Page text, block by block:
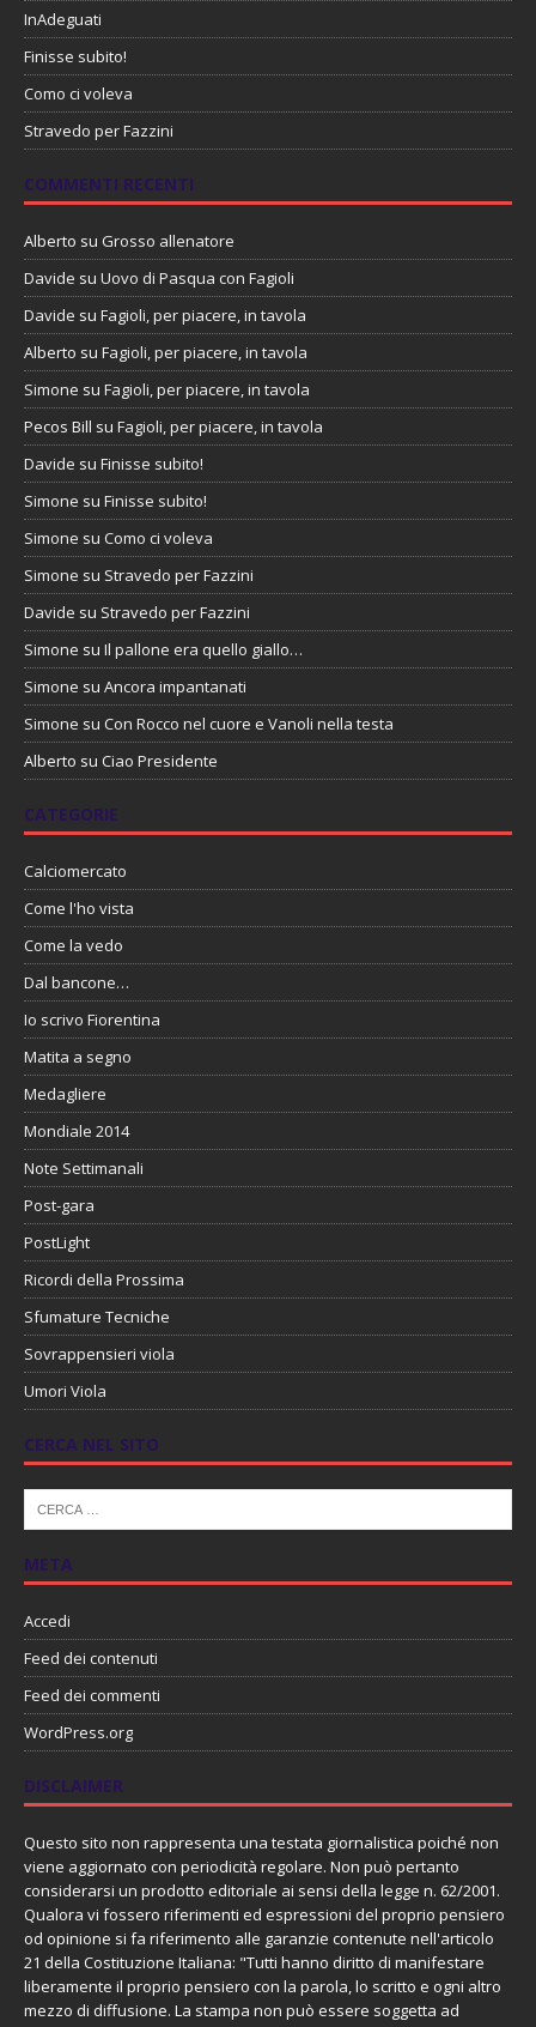
InAdeguati
Finisse subito!
Como ci voleva
Stravedo per Fazzini
COMMENTI RECENTI
Alberto su Grosso allenatore
Davide su Uovo di Pasqua con Fagioli
Davide su Fagioli, per piacere, in tavola
Alberto su Fagioli, per piacere, in tavola
Simone su Fagioli, per piacere, in tavola
Pecos Bill su Fagioli, per piacere, in tavola
Davide su Finisse subito!
Simone su Finisse subito!
Simone su Como ci voleva
Simone su Stravedo per Fazzini
Davide su Stravedo per Fazzini
Simone su Il pallone era quello giallo…
Simone su Ancora impantanati
Simone su Con Rocco nel cuore e Vanoli nella testa
Alberto su Ciao Presidente
CATEGORIE
Calciomercato
Come l'ho vista
Come la vedo
Dal bancone…
Io scrivo Fiorentina
Matita a segno
Medagliere
Mondiale 2014
Note Settimanali
Post-gara
PostLight
Ricordi della Prossima
Sfumature Tecniche
Sovrappensieri viola
Umori Viola
CERCA NEL SITO
META
Accedi
Feed dei contenuti
Feed dei commenti
WordPress.org
DISCLAIMER
Questo sito non rappresenta una testata giornalistica poiché non
viene aggiornato con periodicità regolare. Non può pertanto
considerarsi un prodotto editoriale ai sensi della legge n. 62/2001.
Qualora vi fossero riferimenti ed espressioni del proprio pensiero
od opinione si fa riferimento alle garanzie contenute nell'articolo
21 della Costituzione Italiana: "Tutti hanno diritto di manifestare
liberamente il proprio pensiero con la parola, lo scritto e ogni altro
mezzo di diffusione. La stampa non può essere soggetta ad